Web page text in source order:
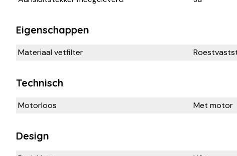
Eigenschappen
Materiaal vetfilter
Technisch
Motorloos Met motor
Design